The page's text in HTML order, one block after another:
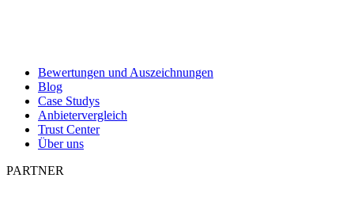
Bewertungen und Auszeichnungen
Blog
Case Studys
Anbietervergleich
Trust Center
Über uns
PARTNER